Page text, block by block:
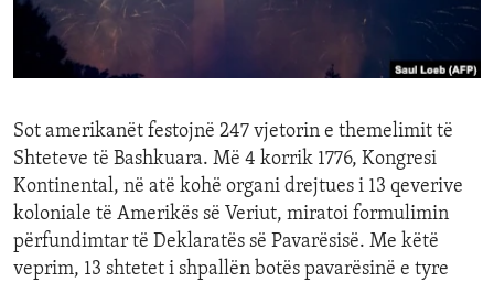
ENVIRONMENT AND HEALTH
IDEALS AND INSTITUTIONS
Sot amerikanët festojnë 247 vjetorin e themelimit të
Shteteve të Bashkuara. Më 4 korrik 1776, Kongresi
Kontinental, në atë kohë organi drejtues i 13 qeverive
koloniale të Amerikës së Veriut, miratoi formulimin
përfundimtar të Deklaratës së Pavarësisë. Me këtë
veprim, 13 shtetet i shpallën botës pavarësinë e tyre